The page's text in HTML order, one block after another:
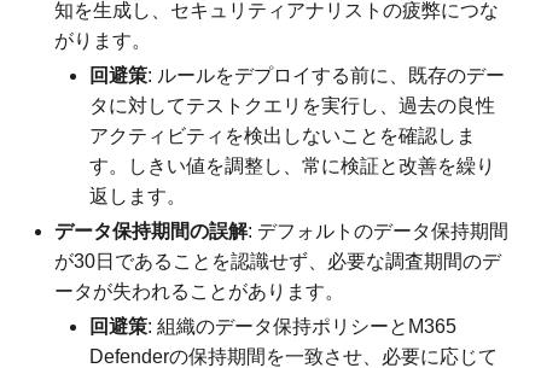
知を生成し、セキュリティアナリストの疲弊につな
がります。
回避策: ルールをデプロイする前に、既存のデー
タに対してテストクエリを実行し、過去の良性
アクティビティを検出しないことを確認しま
す。しきい値を調整し、常に検証と改善を繰り
返します。
データ保持期間の誤解: デフォルトのデータ保持期間
が30日であることを認識せず、必要な調査期間のデ
ータが失われることがあります。
回避策: 組織のデータ保持ポリシーとM365
Defenderの保持期間を一致させ、必要に応じて